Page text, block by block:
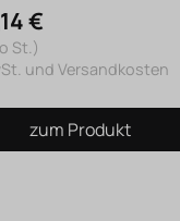
€
St.)
und Versandkosten
zum Produkt